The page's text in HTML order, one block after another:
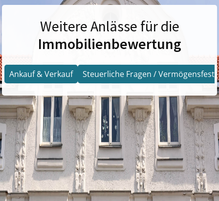
Weitere Anlässe für die
Immobilienbewertung
Ankauf & Verkauf Steuerliche Fragen /